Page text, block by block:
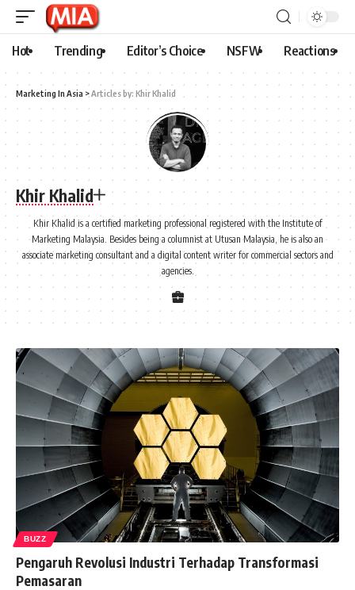
Hot Trending Editor’s Choice NSFW Reactions
Marketing In Asia >Articles by: Khir Khalid
Khir Khalid
Khir Khalid is a certified marketing professional registered with the Institute of
Marketing Malaysia. Besides being a columnist at Utusan Malaysia, he is also an
associate marketing consultant and a digital content writer for commercial sectors and
agencies.
BUZZ
Pengaruh Revolusi Industri Terhadap Transformasi
Pemasaran